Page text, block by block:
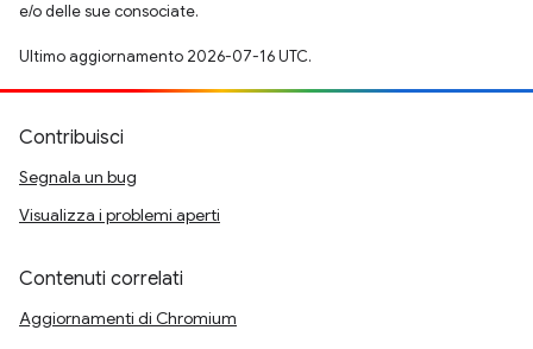
e/o delle sue consociate.
Ultimo aggiornamento 2026-07-16 UTC.
Contribuisci
Segnala un bug
Visualizza i problemi aperti
Contenuti correlati
Aggiornamenti di Chromium